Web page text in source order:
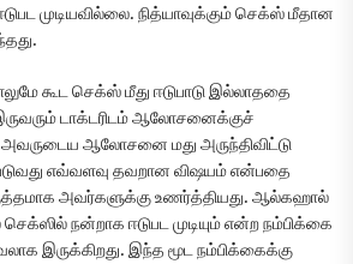
முடியவில்லை. நித்யாவுக்கும் செக்ஸ் மீதான
கூட செக்ஸ் மீது ஈடுபாடு இல்லாததை
டாக்டரிடம் ஆலோசனைக்குச்
ஆலோசனை மது அருந்திவிட்டு
எவ்வளவு தவறான விஷயம் என்பதை
அவர்களுக்கு உணர்த்தியது. ஆல்கஹால்
நன்றாக ஈடுபட முடியும் என்ற நம்பிக்கை
இருக்கிறது. இந்த மூட நம்பிக்கைக்கு